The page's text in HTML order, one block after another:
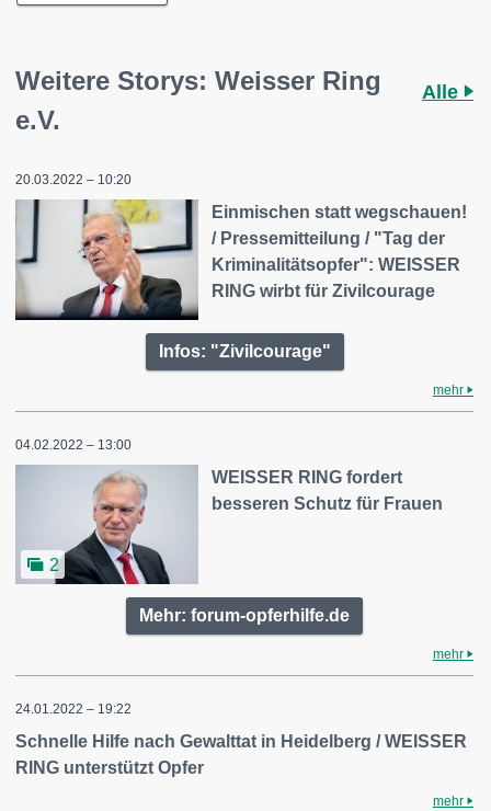
Weitere Storys: Weisser Ring
e.V.
Alle
20.03.2022 – 10:20
Einmischen statt wegschauen!
/ Pressemitteilung / "Tag der
Kriminalitätsopfer": WEISSER
RING wirbt für Zivilcourage
Infos: "Zivilcourage"
mehr
04.02.2022 – 13:00
2
WEISSER RING fordert
besseren Schutz für Frauen
Mehr: forum-opferhilfe.de
mehr
24.01.2022 – 19:22
Schnelle Hilfe nach Gewalttat in Heidelberg / WEISSER
RING unterstützt Opfer
mehr